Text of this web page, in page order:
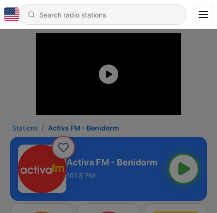
Stations Activa FM - Benidorm
Activa FM - Benidorm
101.8 FM